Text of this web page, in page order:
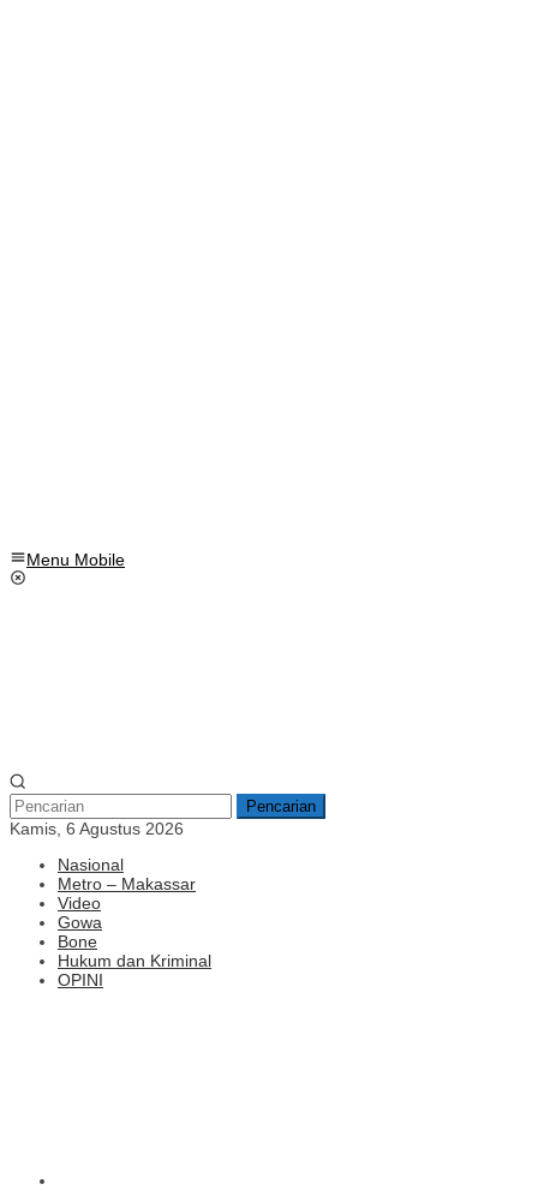
Menu Mobile
Pencarian
Kamis, 6 Agustus 2026
Nasional
Metro – Makassar
Video
Gowa
Bone
Hukum dan Kriminal
OPINI